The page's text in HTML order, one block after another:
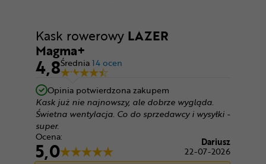
Kask rowerowy LAZER
Magma+
4,8Średnia14 ocen
Opinia potwierdzona zakupem
Kask już nie najnowszy, ale dobrze wygląda.
Świetna wentylacja. Co do sprzedawcy i wysyłki -
super.
Ocena:
5,0 Dariusz
22-07-2026